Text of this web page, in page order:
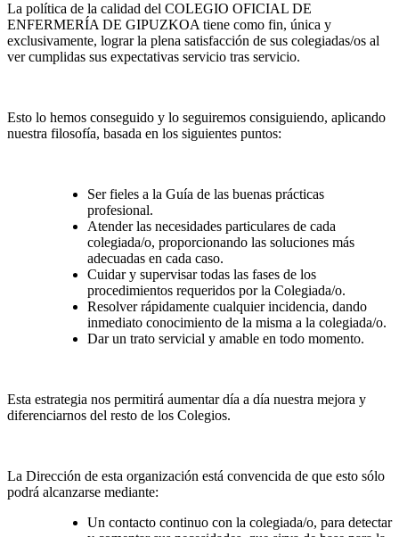
La política de la calidad del COLEGIO OFICIAL DE
ENFERMERÍA DE GIPUZKOA tiene como fin, única y
exclusivamente, lograr la plena satisfacción de sus colegiadas/os al
ver cumplidas sus expectativas servicio tras servicio.
Esto lo hemos conseguido y lo seguiremos consiguiendo, aplicando
nuestra filosofía, basada en los siguientes puntos:
Ser fieles a la Guía de las buenas prácticas
profesional.
Atender las necesidades particulares de cada
colegiada/o, proporcionando las soluciones más
adecuadas en cada caso.
Cuidar y supervisar todas las fases de los
procedimientos requeridos por la Colegiada/o.
Resolver rápidamente cualquier incidencia, dando
inmediato conocimiento de la misma a la colegiada/o.
Dar un trato servicial y amable en todo momento.
Esta estrategia nos permitirá aumentar día a día nuestra mejora y
diferenciarnos del resto de los Colegios.
La Dirección de esta organización está convencida de que esto sólo
podrá alcanzarse mediante:
Un contacto continuo con la colegiada/o, para detectar